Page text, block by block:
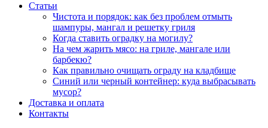
Статьи
Чистота и порядок: как без проблем отмыть
шампуры, мангал и решетку гриля
Когда ставить оградку на могилу?
На чем жарить мясо: на гриле, мангале или
барбекю?
Как правильно очищать ограду на кладбище
Синий или черный контейнер: куда выбрасывать
мусор?
Доставка и оплата
Контакты